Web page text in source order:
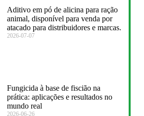
Aditivo em pó de alicina para ração
animal, disponível para venda por
atacado para distribuidores e marcas.
2026-07-07
Fungicida à base de fiscião na
prática: aplicações e resultados no
mundo real
2026-06-26